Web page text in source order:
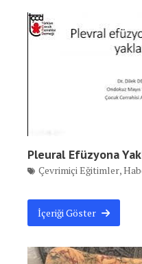
Pleural Efüzyona
Çevrimiçi Eğitimler,
İçeriği Göster